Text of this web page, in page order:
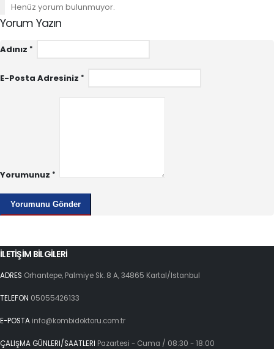
Henüz yorum bulunmuyor.
Yorum Yazın
Adınız
E-Posta Adresiniz
Yorumunuz
İLETİŞİM BİLGİLERİ
ADRES Orhantepe, Palmiye Sk. 8 A, 34865 Kartal/İstanbul
TELEFON 05055426133
E-POSTA info@kombidoktoru.com.tr
ÇALIŞMA GÜNLERİ/SAATLERİ Pazartesi - Cuma / 08:30 - 18:00